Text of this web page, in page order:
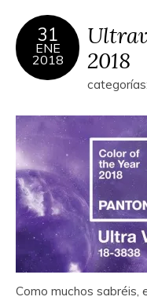
31
ENE
2018
2018
categorías:
Como muchos sabréis,